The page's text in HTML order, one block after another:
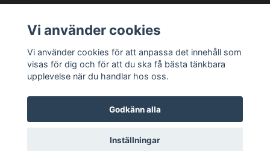
Sociala medier
© 2026 Tryckluftservice i Karlstad AB
Vi använder cookies
Vi använder cookies för att anpassa det innehåll som
visas för dig och för att du ska få bästa tänkbara
upplevelse när du handlar hos oss.
Godkänn alla
Inställningar